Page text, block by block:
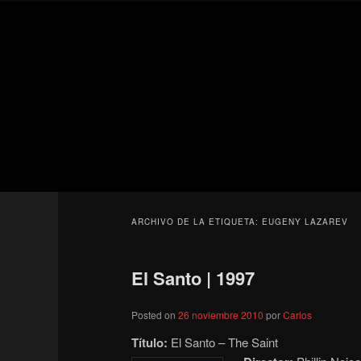
ARCHIVO DE LA ETIQUETA: EUGENY LAZAREV
El Santo | 1997
Posted on26 noviembre 2010 porCarlos
Título: El Santo – The Saint